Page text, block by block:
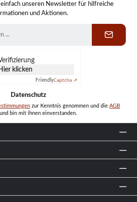
unseren Newsletter für hilfreiche
und Aktionen.
klicken
FriendlyCaptcha ⇗
Datenschutz
zur Kenntnis genommen und die AGB
bin mit ihnen einverstanden.